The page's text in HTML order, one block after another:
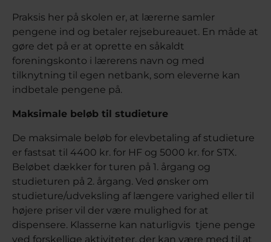
Praksis her på skolen er, at lærerne samler
pengene ind og betaler rejsebureauet. En måde at
gøre det på er at oprette en såkaldt
foreningskonto i lærerens navn og med
tilknytning til egen netbank, som eleverne kan
indbetale pengene på.
Maksimale beløb til studieture
De maksimale beløb for elevbetaling af studieture
er fastsat til 4400 kr. for HF og 5000 kr. for STX.
Beløbet dækker for turen på 1. årgang og
studieturen på 2. årgang. Ved ønsker om
studieture/udveksling af længere varighed eller til
højere priser vil der være mulighed for at
dispensere. Klasserne kan naturligvis tjene penge
ved forskellige aktiviteter, der kan være med til at